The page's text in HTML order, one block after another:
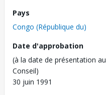
Pays
Congo (République du)
Date d'approbation
(à la date de présentation au
Conseil)
30 juin 1991